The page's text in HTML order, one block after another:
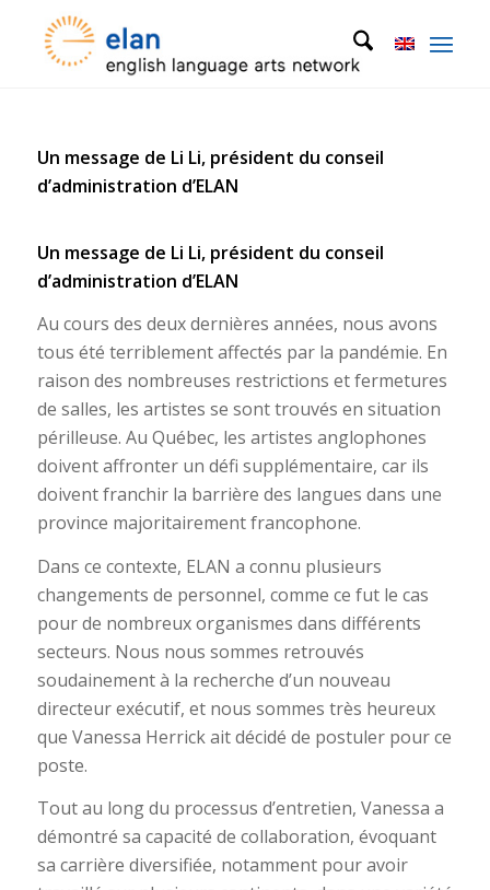
Un message de Li Li, président du conseil
d’administration d’ELAN
Un message de Li Li, président du conseil
d’administration d’ELAN
Au cours des deux dernières années, nous avons
tous été terriblement affectés par la pandémie. En
raison des nombreuses restrictions et fermetures
de salles, les artistes se sont trouvés en situation
périlleuse. Au Québec, les artistes anglophones
doivent affronter un défi supplémentaire, car ils
doivent franchir la barrière des langues dans une
province majoritairement francophone.
Dans ce contexte, ELAN a connu plusieurs
changements de personnel, comme ce fut le cas
pour de nombreux organismes dans différents
secteurs. Nous nous sommes retrouvés
soudainement à la recherche d’un nouveau
directeur exécutif, et nous sommes très heureux
que Vanessa Herrick ait décidé de postuler pour ce
poste.
Tout au long du processus d’entretien, Vanessa a
démontré sa capacité de collaboration, évoquant
sa carrière diversifiée, notamment pour avoir